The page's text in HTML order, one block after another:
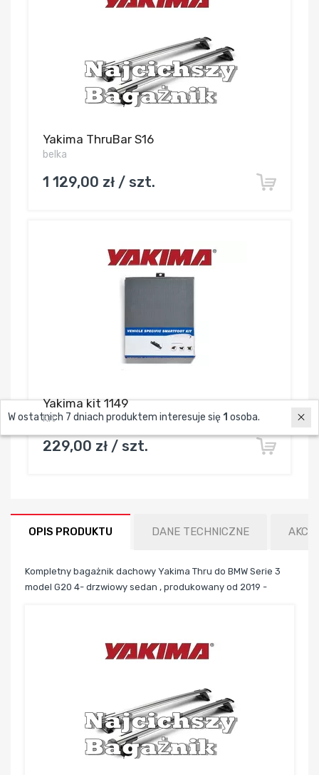
Yakima ThruBar S16
belka
1 129,00 zł / szt.
Yakima kit 1149
Kit
229,00 zł / szt.
OPIS PRODUKTU DANE TECHNICZNE
Kompletny bagażnik dachowy Yakima Thru do BMW Serie 3
model G20 4- drzwiowy sedan , produkowany od 2019 -
W ostatnich 7 dniach produktem interesuje się 1 osoba.